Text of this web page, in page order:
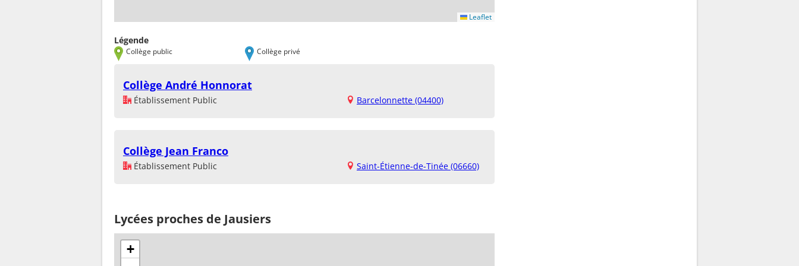
Leaflet
Légende
Collège public Collège privé
Collège André Honnorat
Établissement Public Barcelonnette (04400)
Collège Jean Franco
Établissement Public Saint-Étienne-de-Tinée (06660)
Lycées proches de Jausiers
+